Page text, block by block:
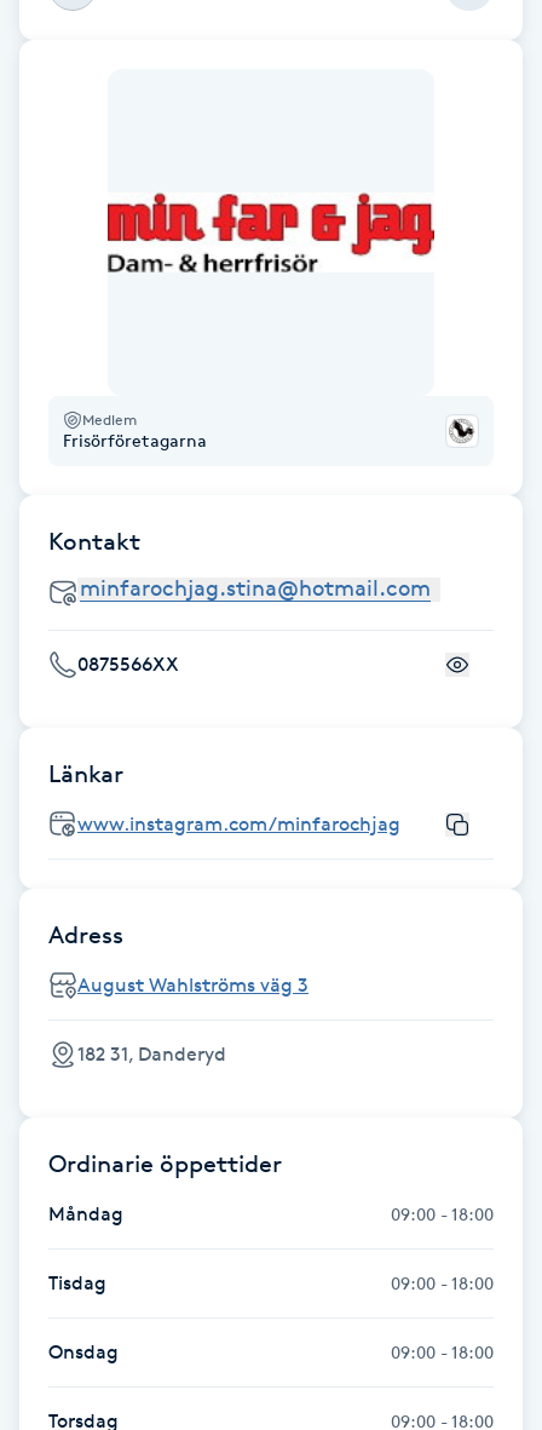
Hatha Yoga
Herrklippning
Hot Stone Massage
Hot yoga
Hudföryngring
Hyperhidros
Hypnos
Hårvård
Hälsprickor
Medlem
Frisörföretagarna
Kontakt
0875566XX
Länkar
www.instagram.com/minfarochjag
Adress
August Wahlströms väg 3
182 31, Danderyd
Ordinarie öppettider
Måndag 09:00 - 18:00
Tisdag 09:00 - 18:00
Onsdag 09:00 - 18:00
Torsdag 09:00 - 18:00